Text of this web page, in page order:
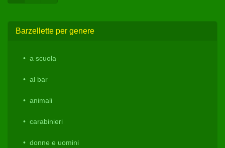
Barzellette per genere
a scuola
al bar
animali
carabinieri
donne e uomini